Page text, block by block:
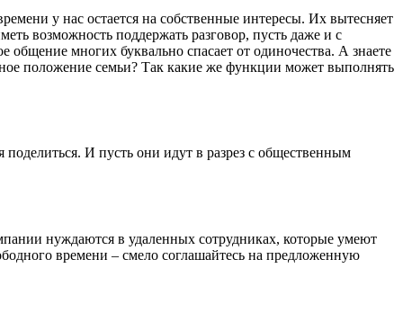
у нас остается на собственные интересы. Их вытесняет
возможность поддержать разговор, пусть даже и с
многих буквально спасает от одиночества. А знаете
положение семьи? Так какие же функции может выполнять
И пусть они идут в разрез с общественным
нуждаются в удаленных сотрудниках, которые умеют
времени – смело соглашайтесь на предложенную